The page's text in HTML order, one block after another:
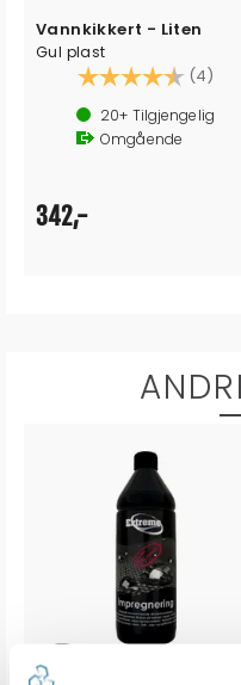
Vannkikkert - Liten
Gul plast
Karakter: (4)
20+ Tilgjengelig
Omgående
342,-